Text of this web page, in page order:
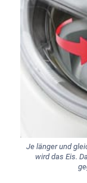
Je länger und
wird das Eis.